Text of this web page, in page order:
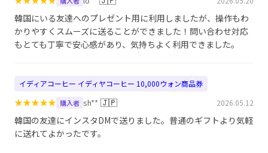
韓国にいる友達へのプレゼント用に利用しましたが、操作もわ
かりやすくスムーズに送ることができました！問い合わせ対応
もとても丁寧で安心感があり、気持ちよく利用できました。
イディアコーヒー イディヤコーヒー 10,000ウォン商品券
★★★★★ 購入者 sh** 🇯🇵 2026.05.12
韓国の友達にインスタDMで送りました。普通のギフトより気軽
に送れてよかったです。